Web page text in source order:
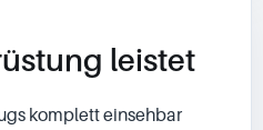
leistet
komplett einsehbar